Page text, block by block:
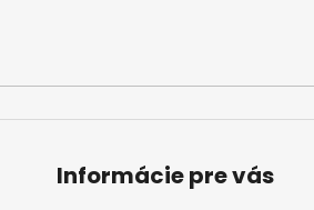
Informácie pre vás